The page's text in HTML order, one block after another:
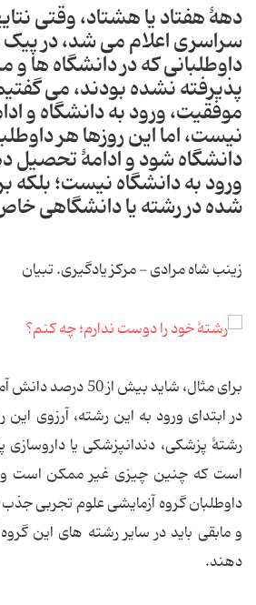
دهۀ هفتاد یا هشتاد، وقتی
سراسری اعلام می شد، در
داوطلبانی که در دانشگاه ها و
پذیرفته نشده بودند، می
موفقیت، ورود به دانشگاه و
نیست، اما این روزها هر
دانشگاه شود و ادامۀ تحصیل
ورود به دانشگاه نیست؛ بلکه
شده در رشته یا دانشگاهی
زینب شاه مرادی - مرکز یادگیری. تبیان
برای مثال، شاید بیش
در ابتدای ورود به این رشته، آرزوی این
رشتۀ پزشکی، دندانپزشکی یا
است که چنین چیزی غیر ممکن است و
داوطلبان گروه آزمایشی علوم تجربی
و مابقی باید در سایر رشته های این
دهند.